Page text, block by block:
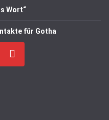
Wort“
für Gotha
Suchen